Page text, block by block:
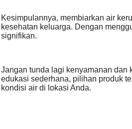
Kesimpulannya, membiarkan air
kesehatan keluarga. Dengan
signifikan.
Jangan tunda lagi kenyamanan dan
edukasi sederhana, pilihan produk
kondisi air di lokasi Anda.